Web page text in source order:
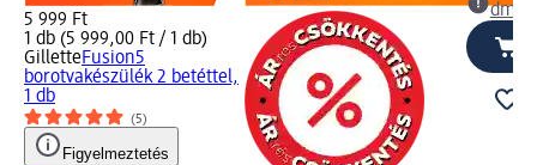
5 999 Ft
1 db (5 999,00 Ft / 1 db)
GilletteFusion5
borotvakészülék 2 betéttel,
1 db
(5)
Figyelmeztetés
dm